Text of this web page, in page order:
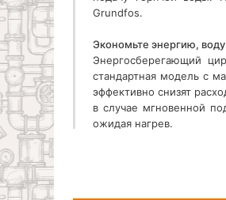
Grundfos.
Экономьте энергию,
Энергосберегающий
стандартная модель с
эффективно снизят
в случае мгновенной
ожидая нагрев.